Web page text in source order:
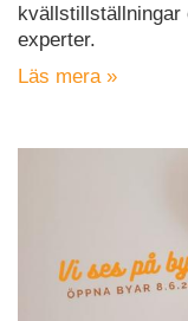
experter.
Läs mera »